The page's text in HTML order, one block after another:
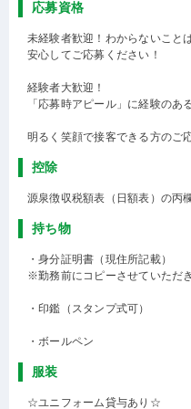
応募資格
未経験者歓迎！わからないこと
安心してご応募ください！
経験者大歓迎！
「応募時アピール」に経験の
明るく笑顔で接客できる方のご
控除
源泉徴収税額表（日額表）の丙
持ち物
・身分証明書（現住所記載）
※勤務前にコピーさせていただ
・印鑑（スタンプ式可）
・ボールペン
服装
☆ユニフォーム貸与あり☆